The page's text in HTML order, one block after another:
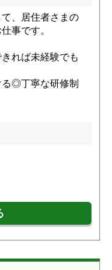
、居住者さまの
事です。
れば未経験でも
る◎丁寧な研修制